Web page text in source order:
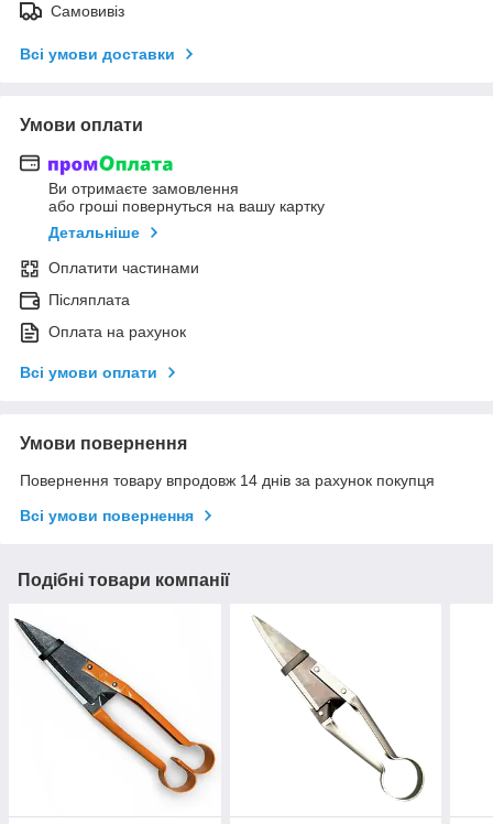
Самовивіз
Всі умови доставки
Умови оплати
Ви отримаєте замовлення
або гроші повернуться на вашу картку
Детальніше
Оплатити частинами
Післяплата
Оплата на рахунок
Всі умови оплати
Умови повернення
Повернення товару впродовж 14 днів за рахунок покупця
Всі умови повернення
Подібні товари компанії